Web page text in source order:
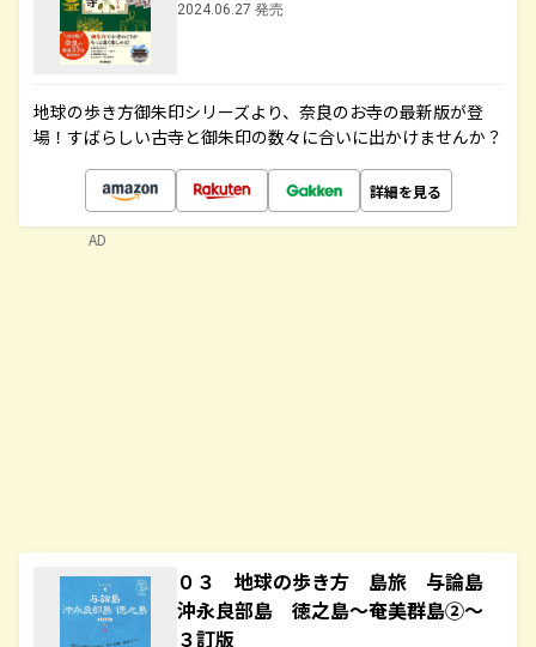
2024.06.27 発売
地球の歩き方御朱印シリーズより、奈良のお寺の最新版が登
場！すばらしい古寺と御朱印の数々に合いに出かけませんか？
詳細を見る
０３ 地球の歩き方 島旅 与論島
沖永良部島 徳之島～奄美群島②～
３訂版
AD